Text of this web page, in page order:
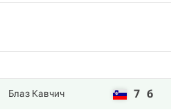
Блаз Кавчич 7 6